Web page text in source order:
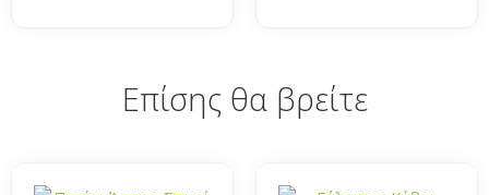
Επίσης θα βρείτε